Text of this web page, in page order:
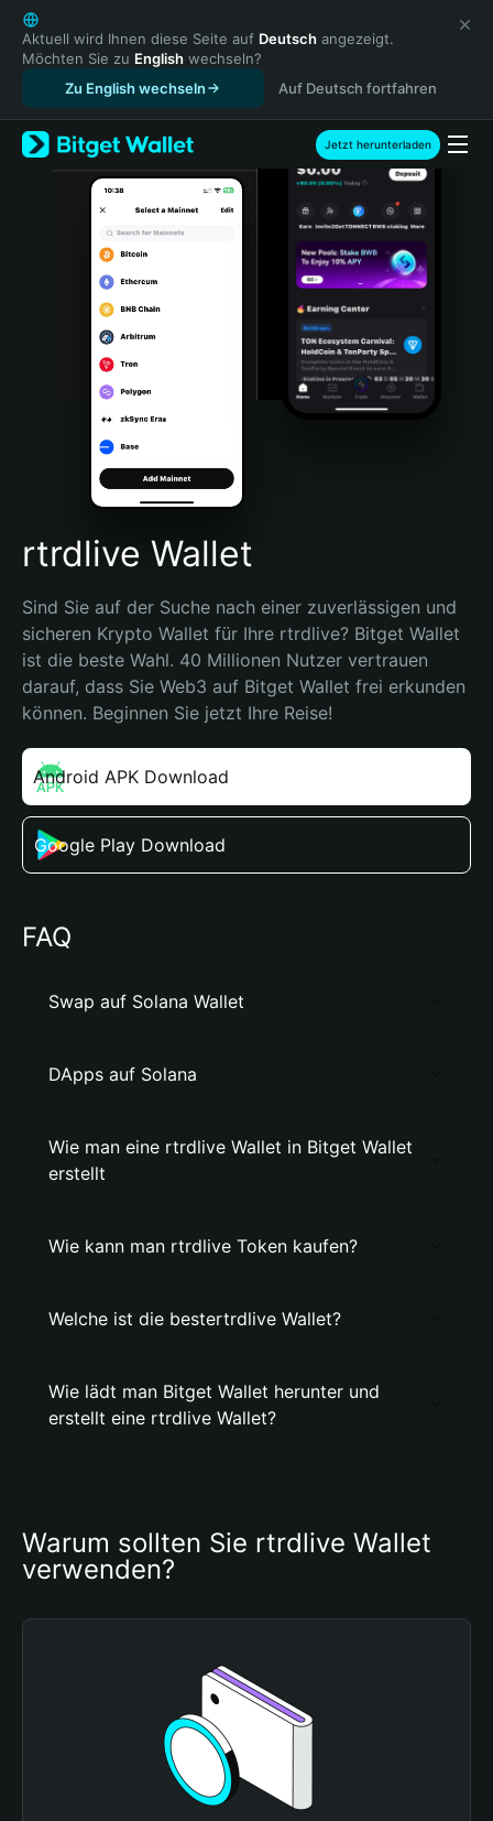
English
日本語
Tiếng Việt
Русский
Español (Latinoamérica)
Türkçe
Italiano
Português (Portugal)
Bahasa Indonesia
Português (Brasil)
Español (Argentina)
Aktuell wird Ihnen diese Seite auf Deutsch angezeigt.
Möchten Sie zu English wechseln?
Zu English wechseln
Auf Deutsch fortfahren
Jetzt herunterladen
rtrdlive Wallet
Sind Sie auf der Suche nach einer zuverlässigen und
sicheren Krypto Wallet für Ihre rtrdlive? Bitget Wallet
ist die beste Wahl. 40 Millionen Nutzer vertrauen
darauf, dass Sie Web3 auf Bitget Wallet frei erkunden
können. Beginnen Sie jetzt Ihre Reise!
Android APK Download
Google Play Download
FAQ
Swap auf Solana Wallet
DApps auf Solana
Wie man eine rtrdlive Wallet in Bitget Wallet
erstellt
Wie kann man rtrdlive Token kaufen?
Welche ist die bestertrdlive Wallet?
Wie lädt man Bitget Wallet herunter und
erstellt eine rtrdlive Wallet?
Warum sollten Sie rtrdlive Wallet
verwenden?